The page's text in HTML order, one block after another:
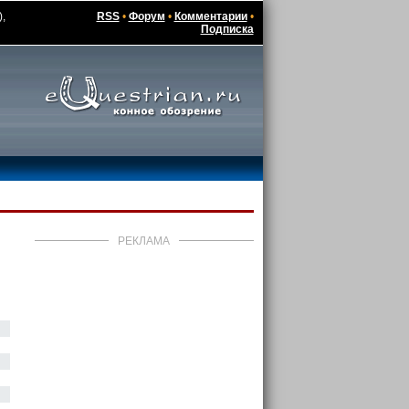
RSS• Форум • Комментарии•
Подписка
РЕКЛАМА